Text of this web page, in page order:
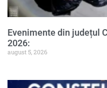
Evenimente din județul
2026:
august 5, 2026